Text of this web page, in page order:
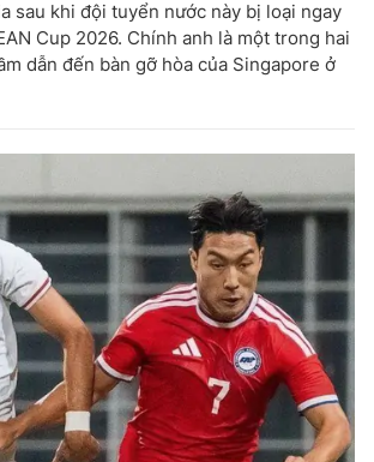
sau khi đội tuyển nước này bị loại ngay
Cup 2026. Chính anh là một trong hai
dẫn đến bàn gỡ hòa của Singapore ở